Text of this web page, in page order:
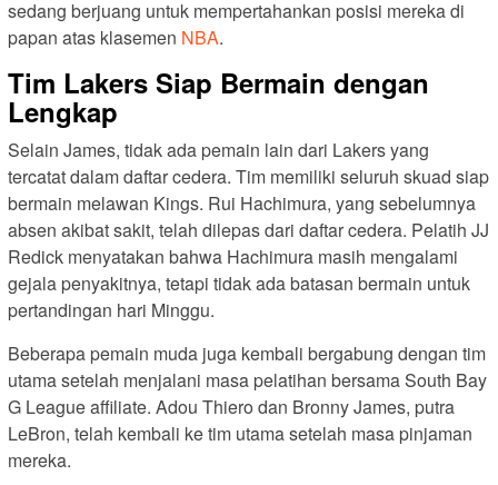
sedang berjuang untuk mempertahankan posisi mereka di
papan atas klasemen NBA.
Tim Lakers Siap Bermain dengan
Lengkap
Selain James, tidak ada pemain lain dari Lakers yang
tercatat dalam daftar cedera. Tim memiliki seluruh skuad siap
bermain melawan Kings. Rui Hachimura, yang sebelumnya
absen akibat sakit, telah dilepas dari daftar cedera. Pelatih JJ
Redick menyatakan bahwa Hachimura masih mengalami
gejala penyakitnya, tetapi tidak ada batasan bermain untuk
pertandingan hari Minggu.
Beberapa pemain muda juga kembali bergabung dengan tim
utama setelah menjalani masa pelatihan bersama South Bay
G League affiliate. Adou Thiero dan Bronny James, putra
LeBron, telah kembali ke tim utama setelah masa pinjaman
mereka.